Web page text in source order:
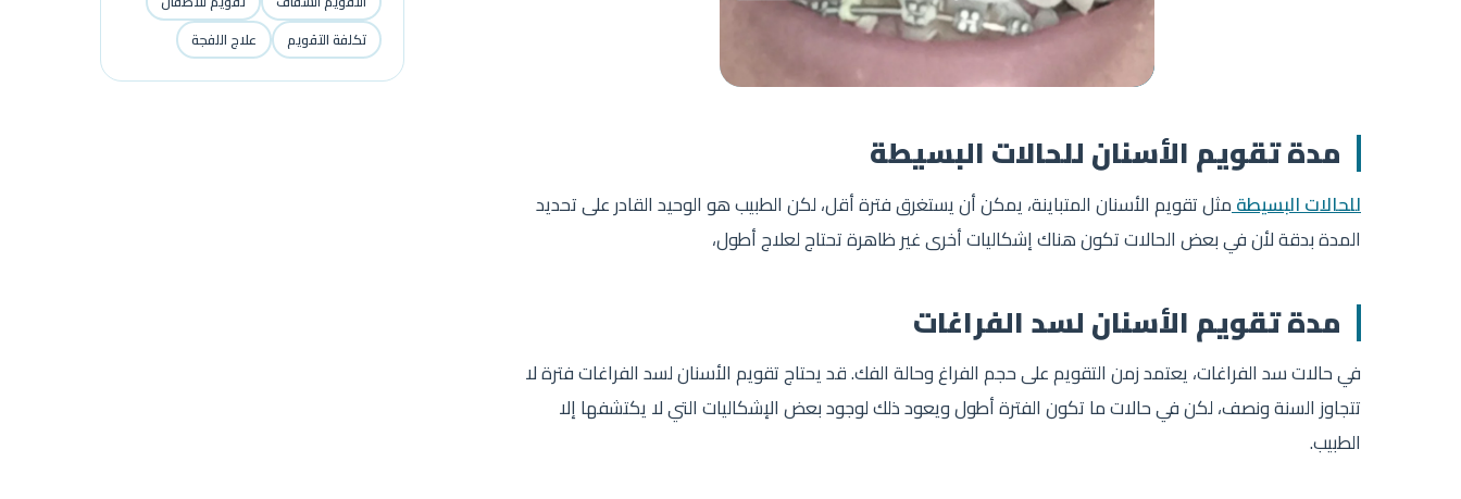
مدة تقويم الأسنان للحالات البسيطة
للحالات البسيطةمثل تقويم الأسنان المتباينة، يمكن أن يستغرق فترة أقل، لكن الطبيب هو الوحيد القادر على تحديد
المدة بدقة لأن في بعض الحالات تكون هناك إشكاليات أخرى غير ظاهرة تحتاج لعلاج أطول،
مدة تقويم الأسنان لسد الفراغات
في حالات سد الفراغات، يعتمد زمن التقويم على حجم الفراغ وحالة الفك. قد يحتاج تقويم الأسنان لسد الفراغات فترة لا
تتجاوز السنة ونصف، لكن في حالات ما تكون الفترة أطول ويعود ذلك لوجود بعض الإشكاليات التي لا يكتشفها إلا
الطبيب.
تكلفة التقويم
علاج اللفجة